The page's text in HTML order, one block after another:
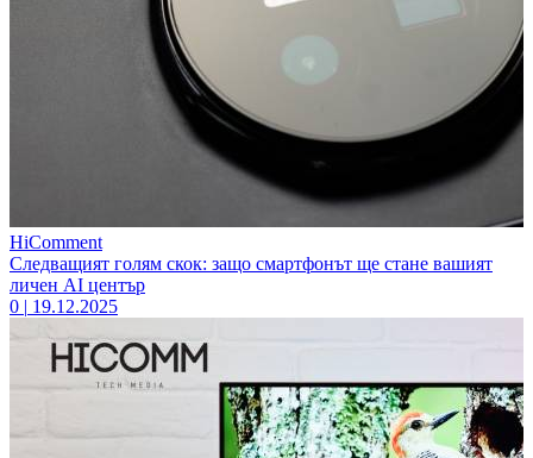
HiComment
Следващият голям скок: защо смартфонът ще стане вашият
личен AI център
0 | 19.12.2025